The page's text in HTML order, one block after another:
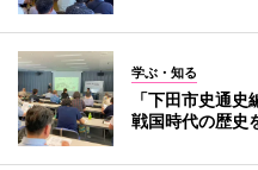
学ぶ・知る
「下田市史通
戦国時代の歴史